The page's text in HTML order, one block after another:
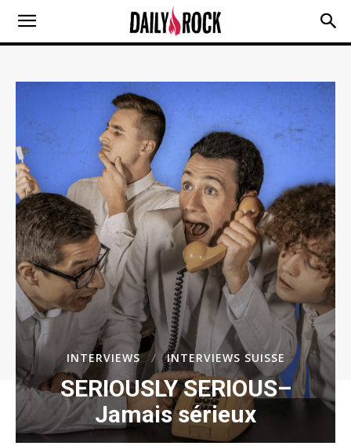
INTERVIEWS INTERVIEWS SUISSE
SERIOUSLY SERIOUS–
Jamais sérieux